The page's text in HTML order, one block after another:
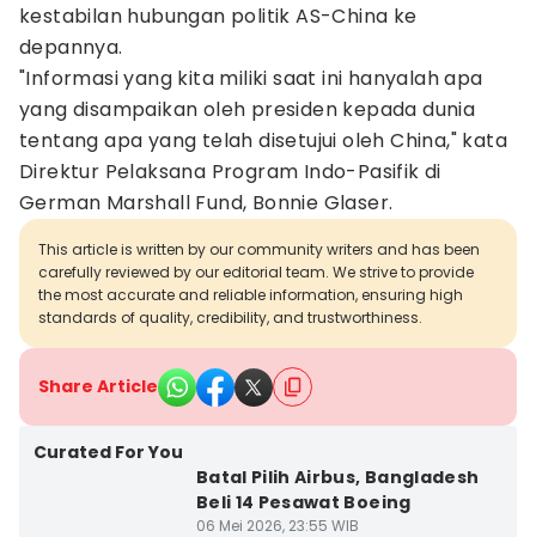
kestabilan hubungan politik AS-China ke
depannya.
"Informasi yang kita miliki saat ini hanyalah apa
yang disampaikan oleh presiden kepada dunia
tentang apa yang telah disetujui oleh China," kata
Direktur Pelaksana Program Indo-Pasifik di
German Marshall Fund, Bonnie Glaser.
This article is written by our community writers and has been
carefully reviewed by our editorial team. We strive to provide
the most accurate and reliable information, ensuring high
standards of quality, credibility, and trustworthiness.
Share Article
Curated For You
Batal Pilih Airbus, Bangladesh
Beli 14 Pesawat Boeing
06 Mei 2026, 23:55 WIB